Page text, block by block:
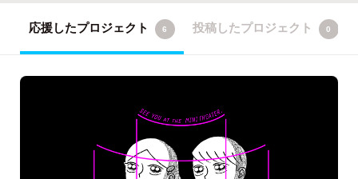
応援したプロジェクト 6 投稿したプロジェクト 0